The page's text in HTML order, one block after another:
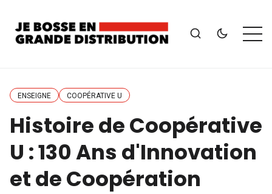
ENSEIGNE COOPÉRATIVE U
Histoire de Coopérative
U : 130 Ans d'Innovation
et de Coopération